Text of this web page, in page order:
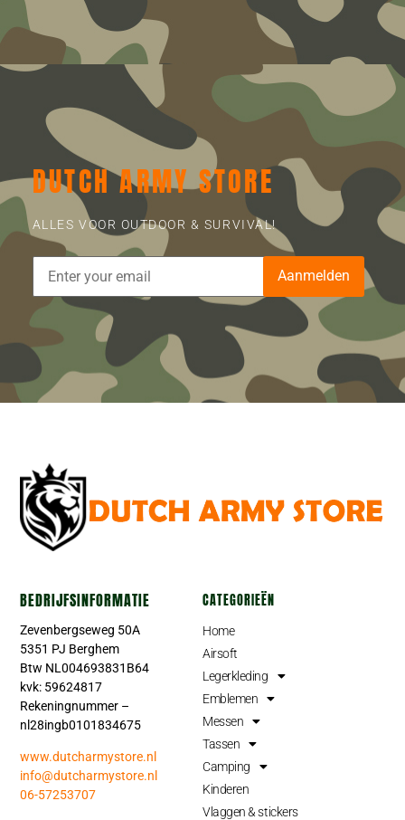
DUTCH ARMY STORE
ALLES VOOR OUTDOOR & SURVIVAL!
Aanmelden
BEDRIJFSINFORMATIE
Zevenbergseweg 50A
5351 PJ Berghem
Btw NL004693831B64
kvk: 59624817
Rekeningnummer –
nl28ingb0101834675
www.dutcharmystore.nl
info@dutcharmystore.nl
06-57253707
CATEGORIEËN
Home
Airsoft
Legerkleding
Emblemen
Messen
Tassen
Camping
Kinderen
Vlaggen & stickers